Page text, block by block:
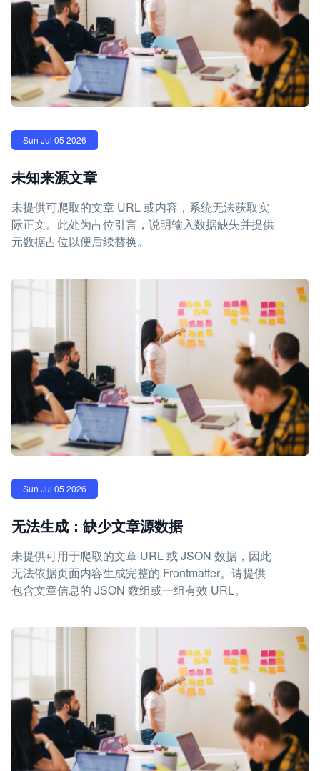
Sun Jul 05 2026
未知来源文章
未提供可爬取的文章 URL 或内容，系统无法获取实
际正文。此处为占位引言，说明输入数据缺失并提供
元数据占位以便后续替换。
Sun Jul 05 2026
无法生成：缺少文章源数据
未提供可用于爬取的文章 URL 或 JSON 数据，因此
无法依据页面内容生成完整的 Frontmatter。请提供
包含文章信息的 JSON 数组或一组有效 URL。